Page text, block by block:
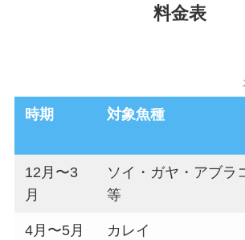
料金表
時期 対象魚種
12月〜3
月
ソイ・ガヤ・アブラ
等
4月〜5月 カレイ